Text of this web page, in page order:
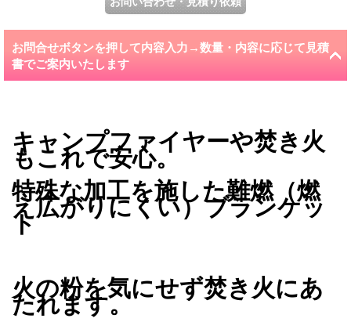
お問合せボタンを押して内容入力→数量・内容に応じて見積
書でご案内いたします
キャンプファイヤーや焚き火
もこれで安心。
特殊な加工を施した難燃（燃
え広がりにくい）ブランケッ
ト
火の粉を気にせず焚き火にあ
たれます。